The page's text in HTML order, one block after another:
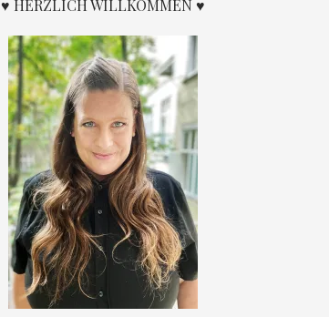
♥ HERZLICH WILLKOMMEN ♥